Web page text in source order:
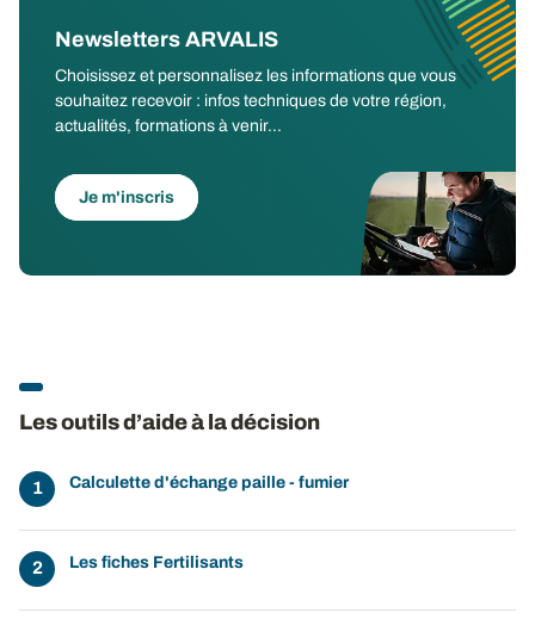
Newsletters ARVALIS
Choisissez et personnalisez les informations que vous
souhaitez recevoir : infos techniques de votre région,
actualités, formations à venir...
Je m'inscris
Les outils d’aide à la décision
Calculette d'échange paille - fumier
Les fiches Fertilisants